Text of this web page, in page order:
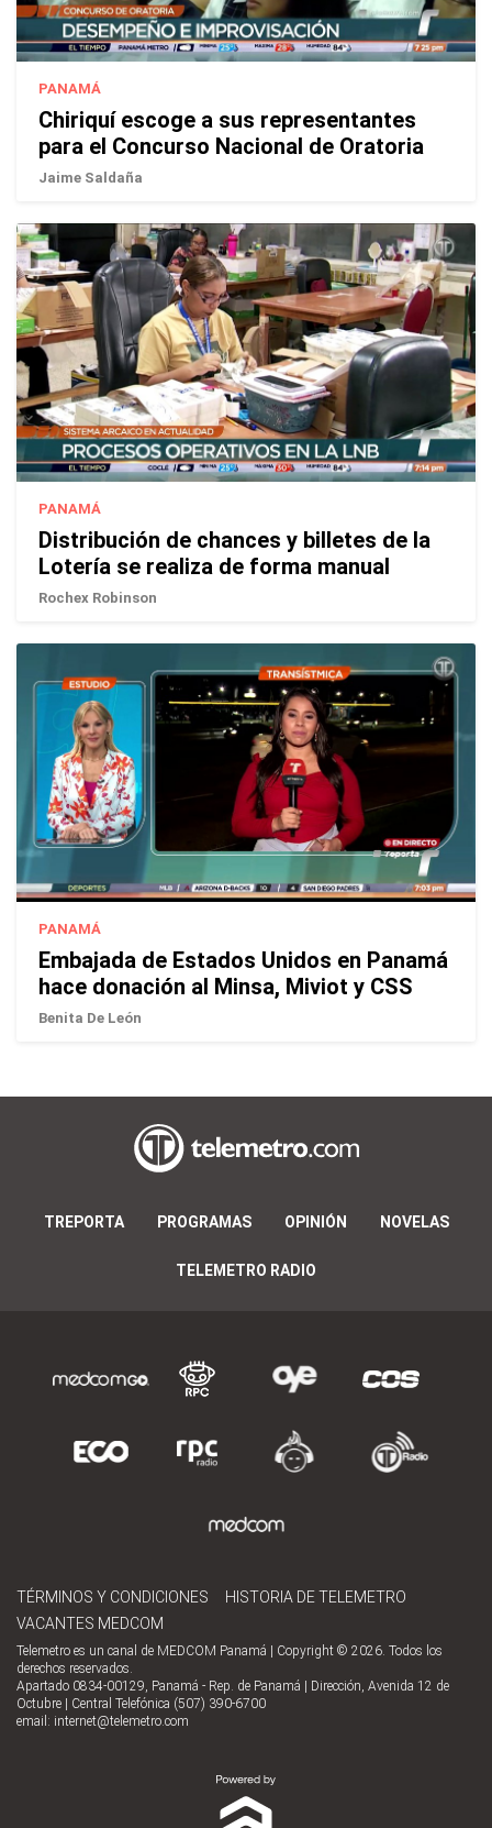
PANAMÁ
Chiriquí escoge a sus representantes
para el Concurso Nacional de Oratoria
Jaime Saldaña
PANAMÁ
Distribución de chances y billetes de la
Lotería se realiza de forma manual
Rochex Robinson
PANAMÁ
Embajada de Estados Unidos en Panamá
hace donación al Minsa, Miviot y CSS
Benita De León
TREPORTA PROGRAMAS OPINIÓN NOVELAS
TELEMETRO RADIO
TÉRMINOS Y CONDICIONES
HISTORIA DE TELEMETRO
VACANTES MEDCOM
Telemetro es un canal de MEDCOM Panamá | Copyright © 2026. Todos los
derechos reservados.
Apartado 0834-00129, Panamá - Rep. de Panamá | Dirección, Avenida 12 de
Octubre | Central Telefónica (507) 390-6700
email: internet@telemetro.com